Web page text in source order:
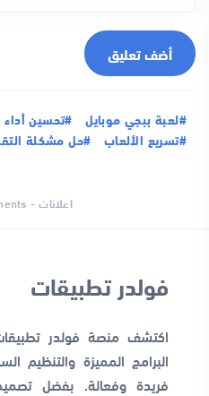
أضف تعليق
#لعبة ببجي موبايل #تحسين أداء
#تسريع الألعاب
#حل مشكلة
اعلانات - Advertisements
فولدر تطبيقات
اكتشف منصة فولدر
البرامج المميزة والتنظيم
فريدة وفعالة. بفضل